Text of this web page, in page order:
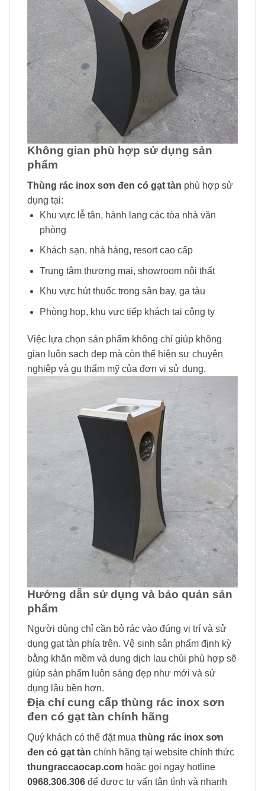
Không gian phù hợp sử dụng sản
phẩm
Thùng rác inox sơn đen có gạt tàn phù hợp sử
dụng tại:
Khu vực lễ tân, hành lang các tòa nhà văn
phòng
Khách sạn, nhà hàng, resort cao cấp
Trung tâm thương mại, showroom nội thất
Khu vực hút thuốc trong sân bay, ga tàu
Phòng họp, khu vực tiếp khách tại công ty
Việc lựa chọn sản phẩm không chỉ giúp không
gian luôn sạch đẹp mà còn thể hiện sự chuyên
nghiệp và gu thẩm mỹ của đơn vị sử dụng.
Hướng dẫn sử dụng và bảo quản sản
phẩm
Người dùng chỉ cần bỏ rác vào đúng vị trí và sử
dụng gạt tàn phía trên. Vệ sinh sản phẩm định kỳ
bằng khăn mềm và dung dịch lau chùi phù hợp sẽ
giúp sản phẩm luôn sáng đẹp như mới và sử
dụng lâu bền hơn.
Địa chỉ cung cấp thùng rác inox sơn
đen có gạt tàn chính hãng
Quý khách có thể đặt mua thùng rác inox sơn
đen có gạt tàn chính hãng tại website chính thức
thungraccaocap.com hoặc gọi ngay hotline
0968.306.306 để được tư vấn tận tình và nhanh